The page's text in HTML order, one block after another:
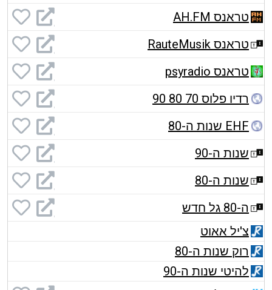
טראנס AH.FM
טראנס RauteMusik
טראנס psyradio
רדיו פלוס 70 80 90
EHF שנות ה-80
שנות ה-90
שנות ה-80
ה-80 גל חדש
צ'יל אאוט
רוק שנות ה-80
להיטי שנות ה-90